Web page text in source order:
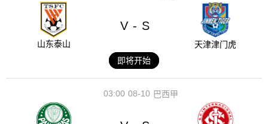
山东泰山
V - S
天津津门虎
即将开始
08-10
03:00 巴西甲